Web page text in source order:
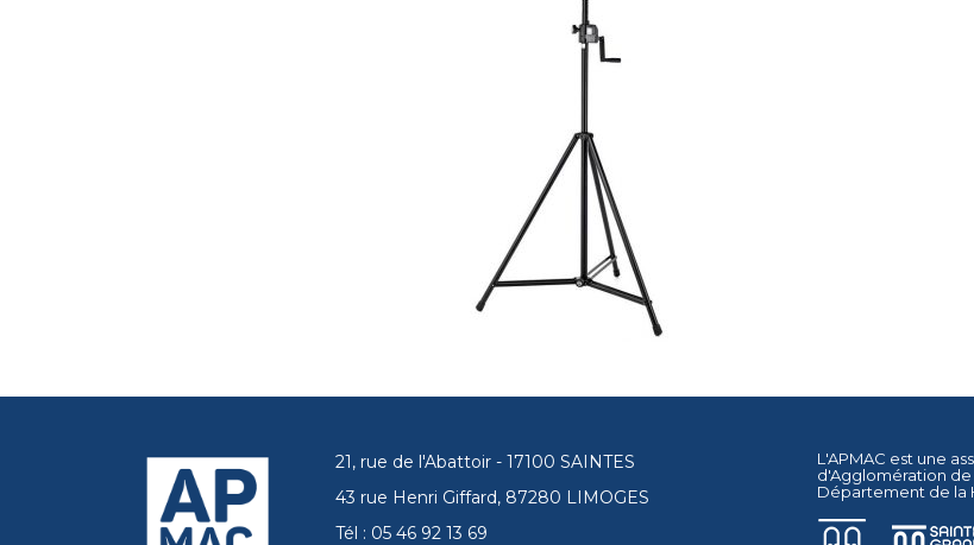
21, rue de l'Abattoir - 17100 SAINTES
43 rue Henri Giffard, 87280 LIMOGES
Tél : 05 46 92 13 69
L'APMAC est une
d'Agglomération de
Département de la